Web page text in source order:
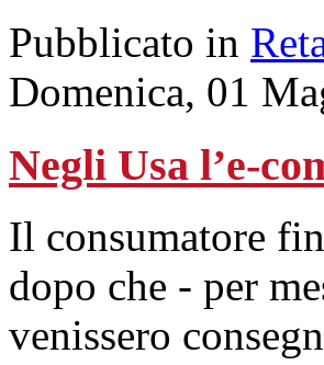
Pubblicato in
Domenica, 01
Negli Usa l’e-
Il consumatore
dopo che - per
venissero